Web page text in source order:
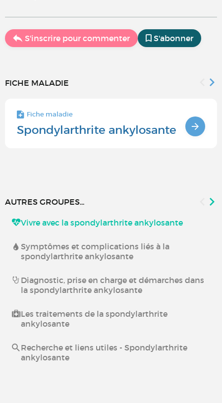
S'inscrire pour commenter S'abonner
FICHE MALADIE
Fiche maladie
Spondylarthrite ankylosante
AUTRES GROUPES...
Vivre avec la spondylarthrite ankylosante
Symptômes et complications liés à la
spondylarthrite ankylosante
Diagnostic, prise en charge et démarches dans
la spondylarthrite ankylosante
Les traitements de la spondylarthrite
ankylosante
Recherche et liens utiles - Spondylarthrite
ankylosante